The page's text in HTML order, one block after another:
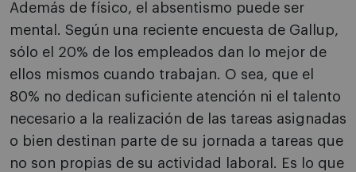
Además de físico, el absentismo puede ser
mental. Según una reciente encuesta de Gallup,
sólo el 20% de los empleados dan lo mejor de
ellos mismos cuando trabajan. O sea, que el
80% no dedican suficiente atención ni el talento
necesario a la realización de las tareas asignadas
o bien destinan parte de su jornada a tareas que
no son propias de su actividad laboral. Es lo que